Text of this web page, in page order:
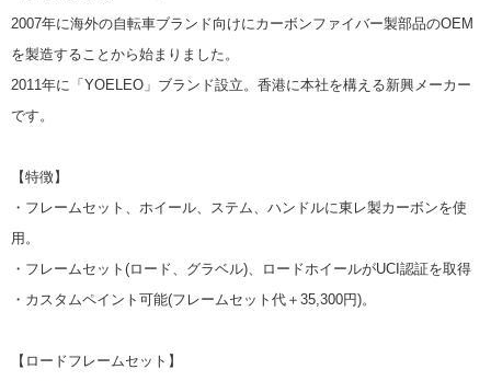
2007年に海外の自転車ブランド向けにカーボンファイバー製部品のOEM
を製造することから始まりました。
2011年に「YOELEO」ブランド設立。香港に本社を構える新興メーカー
です。
【特徴】
・フレームセット、ホイール、ステム、ハンドルに東レ製カーボンを使
用。
・フレームセット(ロード、グラベル)、ロードホイールがUCI認証を取得
・カスタムペイント可能(フレームセット代＋35,300円)。
【ロードフレームセット】